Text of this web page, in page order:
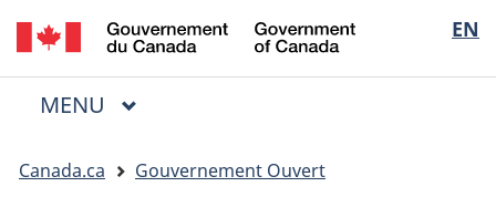
Passer
au
contenu
Passer
à
« Au
Passer
à
la
EN
of
Menu
MENU PRINCIPAL
êtes
Canada.ca Gouvernement Ouvert